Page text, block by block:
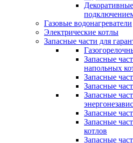
Газовые водонагреватели
Электрические котлы
Запасные части для
Запасные
напольных
Запасные
Запасные
Запасные
Запасные
Запасные
котлов
Запасные